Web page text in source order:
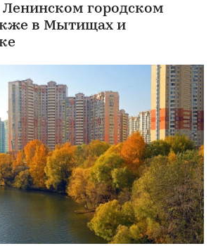
городском
в Мытищах и